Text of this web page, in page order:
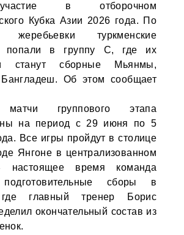
в отборочном
Кубка Азии 2026 года. По
жеребьевки туркменские
попали в группу C, где их
станут сборные Мьянмы,
Об этом сообщает
матчи группового этапа
на период с 29 июня по 5
Все игры пройдут в столице
Янгоне в централизованном
настоящее время команда
сборы в
главный тренер Борис
окончательный состав из